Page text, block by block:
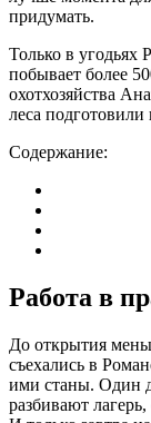
придумать.
Только в угодьях
побывает более
охотхозяйства
леса подготовили
Содержание:
Работа в
До открытия
съехались в
ими станы. Один
разбивают